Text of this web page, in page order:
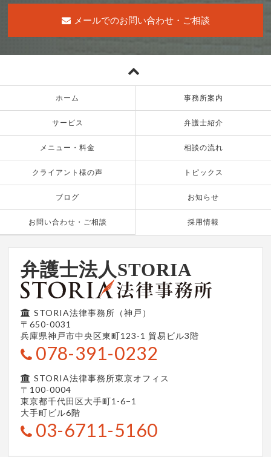
メールでのお問い合わせ・ご相談
ホーム 事務所案内
サービス 弁護士紹介
メニュー・料金 相談の流れ
クライアント様の声 トピックス
ブログ お知らせ
お問い合わせ・ご相談 採用情報
弁護士法人STORIA
STORIA法律事務所（神戸）
〒650-0031
兵庫県神戸市中央区東町123-1 貿易ビル3階
078-391-0232
STORIA法律事務所東京オフィス
〒100-0004
東京都千代田区大手町1-6−1
大手町ビル6階
03-6711-5160